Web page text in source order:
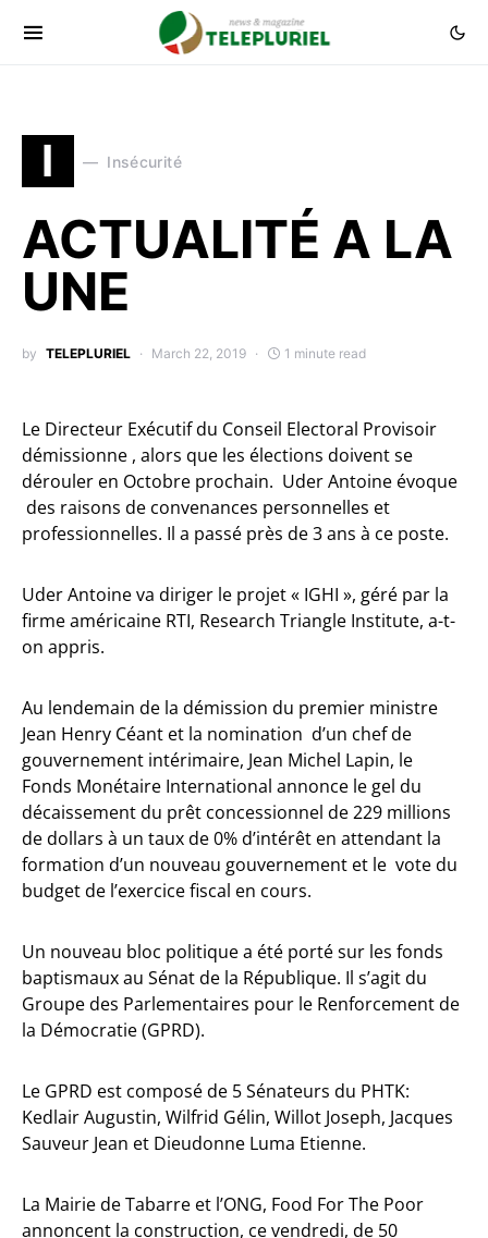
I Insécurité
ACTUALITÉ A LA
UNE
by TELEPLURIEL March 22, 2019 1 minute read
Le Directeur Exécutif du Conseil Electoral Provisoir
démissionne , alors que les élections doivent se
dérouler en Octobre prochain. Uder Antoine évoque
des raisons de convenances personnelles et
professionnelles. Il a passé près de 3 ans à ce poste.
Uder Antoine va diriger le projet « IGHI », géré par la
firme américaine RTI, Research Triangle Institute, a-t-
on appris.
Au lendemain de la démission du premier ministre
Jean Henry Céant et la nomination d’un chef de
gouvernement intérimaire, Jean Michel Lapin, le
Fonds Monétaire International annonce le gel du
décaissement du prêt concessionnel de 229 millions
de dollars à un taux de 0% d’intérêt en attendant la
formation d’un nouveau gouvernement et le vote du
budget de l’exercice fiscal en cours.
Un nouveau bloc politique a été porté sur les fonds
baptismaux au Sénat de la République. Il s’agit du
Groupe des Parlementaires pour le Renforcement de
la Démocratie (GPRD).
Le GPRD est composé de 5 Sénateurs du PHTK:
Kedlair Augustin, Wilfrid Gélin, Willot Joseph, Jacques
Sauveur Jean et Dieudonne Luma Etienne.
La Mairie de Tabarre et l’ONG, Food For The Poor
annoncent la construction, ce vendredi, de 50